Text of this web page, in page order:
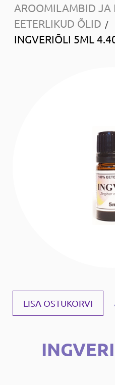
AROOMILAMBID JA
EETERLIKUD ÕLID /
INGVERIÕLI 5ML
LISA OSTUKORVI